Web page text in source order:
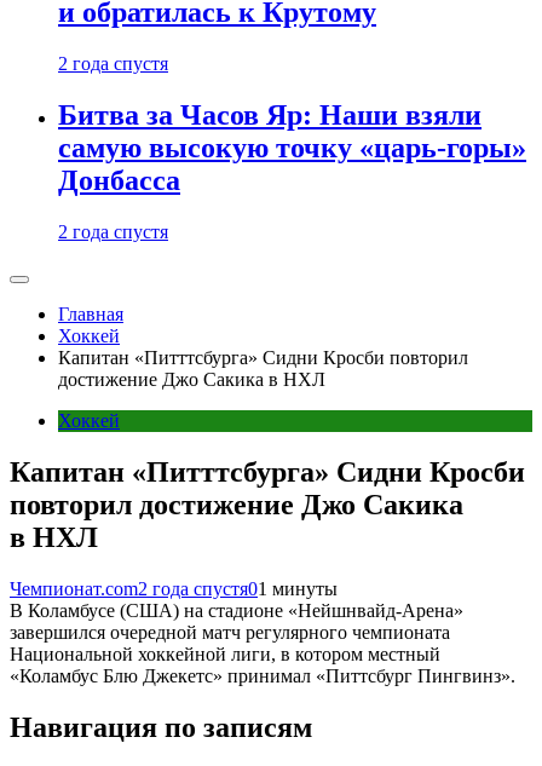
и обратилась к Крутому
2 года спустя
Битва за Часов Яр: Наши взяли
самую высокую точку «царь-горы»
Донбасса
2 года спустя
Главная
Хоккей
Капитан «Питттсбурга» Сидни Кросби повторил
достижение Джо Сакика в НХЛ
Хоккей
Капитан «Питттсбурга» Сидни Кросби
повторил достижение Джо Сакика
в НХЛ
Чемпионат.com2 года спустя01 минуты
В Коламбусе (США) на стадионе «Нейшнвайд-Арена»
завершился очередной матч регулярного чемпионата
Национальной хоккейной лиги, в котором местный
«Коламбус Блю Джекетс» принимал «Питтсбург Пингвинз».
Навигация по записям